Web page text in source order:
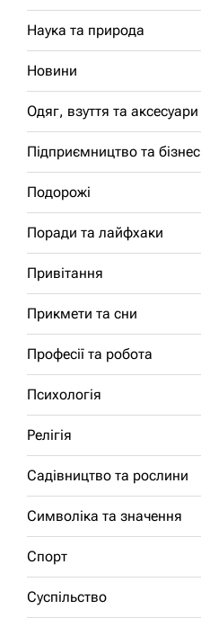
Наука та природа
Новини
Одяг, взуття та аксесуари
Підприємництво та бізнес
Подорожі
Поради та лайфхаки
Привітання
Прикмети та сни
Професії та робота
Психологія
Релігія
Садівництво та рослини
Символіка та значення
Спорт
Суспільство